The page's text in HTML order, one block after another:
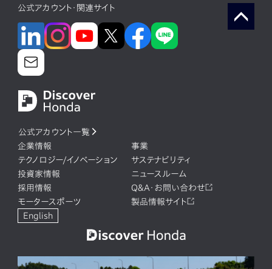
公式アカウント・関連サイト
公式アカウント一覧
企業情報
事業
テクノロジー/イノベーション
サステナビリティ
投資家情報
ニュースルーム
採用情報
Q&A・お問い合わせ
モータースポーツ
製品情報サイト
English